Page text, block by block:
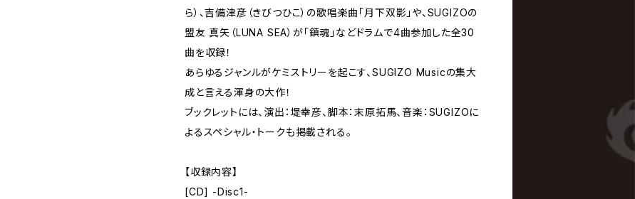
ら）、吉備津彦（きびつひこ）の歌唱楽曲「月下双影」や、SUGIZOの
盟友 真矢（LUNA SEA）が「鎮魂」などドラムで4曲参加した全30
曲を収録！
あらゆるジャンルがケミストリーを起こす、SUGIZO Musicの集大
成と言える渾身の大作！
ブックレットには、演出：堤幸彦、脚本：末原拓馬、音楽：SUGIZOに
よるスペシャル・トークも掲載される。
【収録内容】
[CD] -Disc1-